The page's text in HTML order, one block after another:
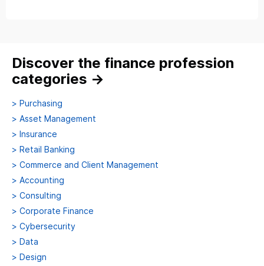
Discover the finance profession
categories →
> Purchasing
> Asset Management
> Insurance
> Retail Banking
> Commerce and Client Management
> Accounting
> Consulting
> Corporate Finance
> Cybersecurity
> Data
> Design